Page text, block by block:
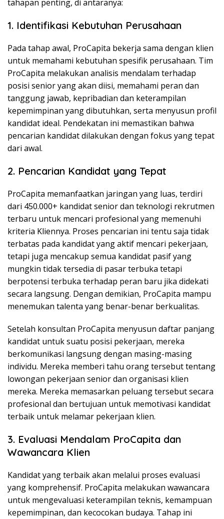
tahapan penting, di antaranya:
1. Identifikasi Kebutuhan Perusahaan
Pada tahap awal, ProCapita bekerja sama dengan klien
untuk memahami kebutuhan spesifik perusahaan. Tim
ProCapita melakukan analisis mendalam terhadap
posisi senior yang akan diisi, memahami peran dan
tanggung jawab, kepribadian dan keterampilan
kepemimpinan yang dibutuhkan, serta menyusun profil
kandidat ideal. Pendekatan ini memastikan bahwa
pencarian kandidat dilakukan dengan fokus yang tepat
dari awal.
2. Pencarian Kandidat yang Tepat
ProCapita memanfaatkan jaringan yang luas, terdiri
dari 450.000+ kandidat senior dan teknologi rekrutmen
terbaru untuk mencari profesional yang memenuhi
kriteria Kliennya. Proses pencarian ini tentu saja tidak
terbatas pada kandidat yang aktif mencari pekerjaan,
tetapi juga mencakup semua kandidat pasif yang
mungkin tidak tersedia di pasar terbuka tetapi
berpotensi terbuka terhadap peran baru jika didekati
secara langsung. Dengan demikian, ProCapita mampu
menemukan talenta yang benar-benar berkualitas.
Setelah konsultan ProCapita menyusun daftar panjang
kandidat untuk suatu posisi pekerjaan, mereka
berkomunikasi langsung dengan masing-masing
individu. Mereka memberi tahu orang tersebut tentang
lowongan pekerjaan senior dan organisasi klien
mereka. Mereka memasarkan peluang tersebut secara
profesional dan bertujuan untuk memotivasi kandidat
terbaik untuk melamar pekerjaan klien.
3. Evaluasi Mendalam ProCapita dan
Wawancara Klien
Kandidat yang terbaik akan melalui proses evaluasi
yang komprehensif. ProCapita melakukan wawancara
untuk mengevaluasi keterampilan teknis, kemampuan
kepemimpinan, dan kecocokan budaya. Tahap ini